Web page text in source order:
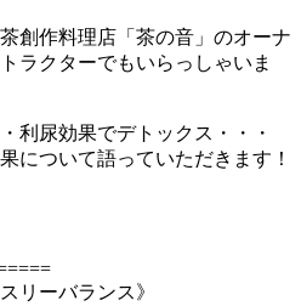
創作料理店「茶の音」のオーナ
ラクターでもいらっしゃいま
利尿効果でデトックス・・・
について語っていただきます！
リーバランス》